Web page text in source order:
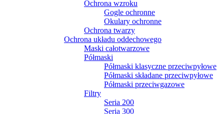
Ochrona wzroku
Gogle ochronne
Okulary ochronne
Ochrona twarzy
Ochrona układu oddechowego
Maski całotwarzowe
Półmaski
Półmaski klasyczne przeciwpyłowe
Półmaski składane przeciwpyłowe
Półmaski przeciwgazowe
Filtry
Seria 200
Seria 300